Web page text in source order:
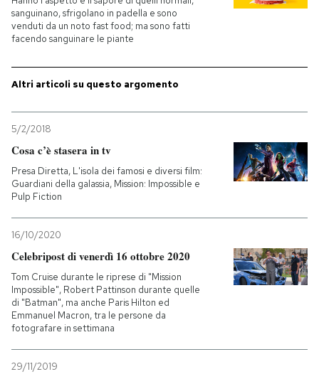
Scienza
Cultura
Economia
Sport
Media
Europa
Mondiali calcio 2026
PODCAST
NEWSLETTER
SHOP
CALENDARIO
AREA PERSONALE
sanguinano, sfrigolano in padella e sono
venduti da un noto fast food; ma sono fatti
facendo sanguinare le piante
Altri articoli su questo argomento
5/2/2018
Cosa c’è stasera in tv
Presa Diretta, L'isola dei famosi e diversi film:
Guardiani della galassia, Mission: Impossible e
Pulp Fiction
16/10/2020
Celebripost di venerdì 16 ottobre 2020
Tom Cruise durante le riprese di "Mission
Impossible", Robert Pattinson durante quelle
di "Batman", ma anche Paris Hilton ed
Emmanuel Macron, tra le persone da
fotografare in settimana
29/11/2019